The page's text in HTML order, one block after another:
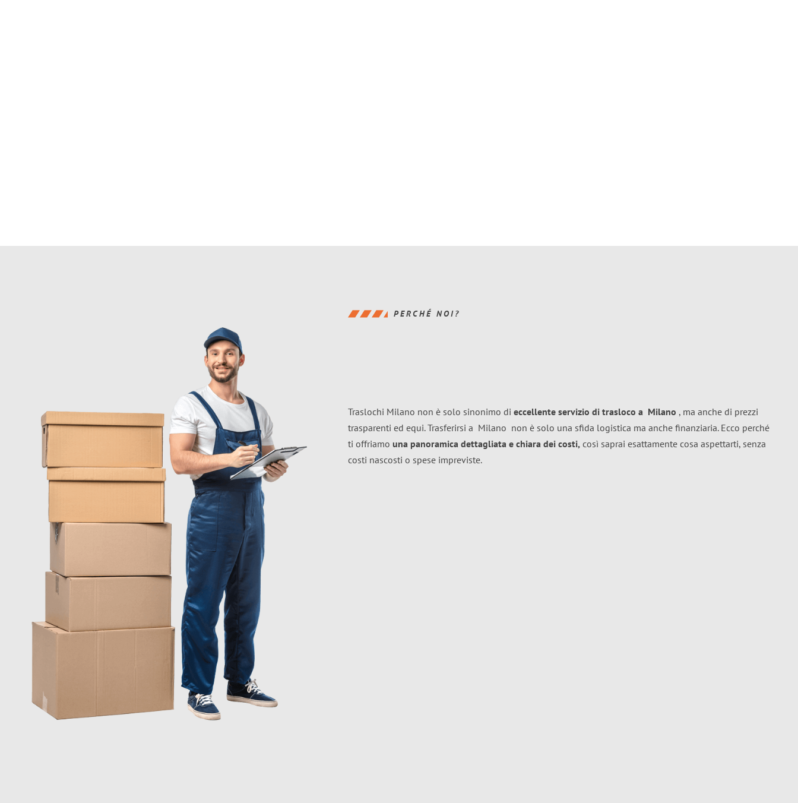
PERCHÉ NOI?
Traslochi Milano non è solo sinonimo di eccellente servizio di trasloco a Milano , ma anche di prezzi
trasparenti ed equi. Trasferirsi a Milano non è solo una sfida logistica ma anche finanziaria. Ecco perché
ti offriamo una panoramica dettagliata e chiara dei costi, così saprai esattamente cosa aspettarti, senza
costi nascosti o spese impreviste.